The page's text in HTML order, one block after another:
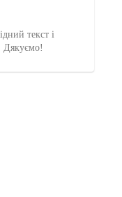
текст і
Дякуємо!